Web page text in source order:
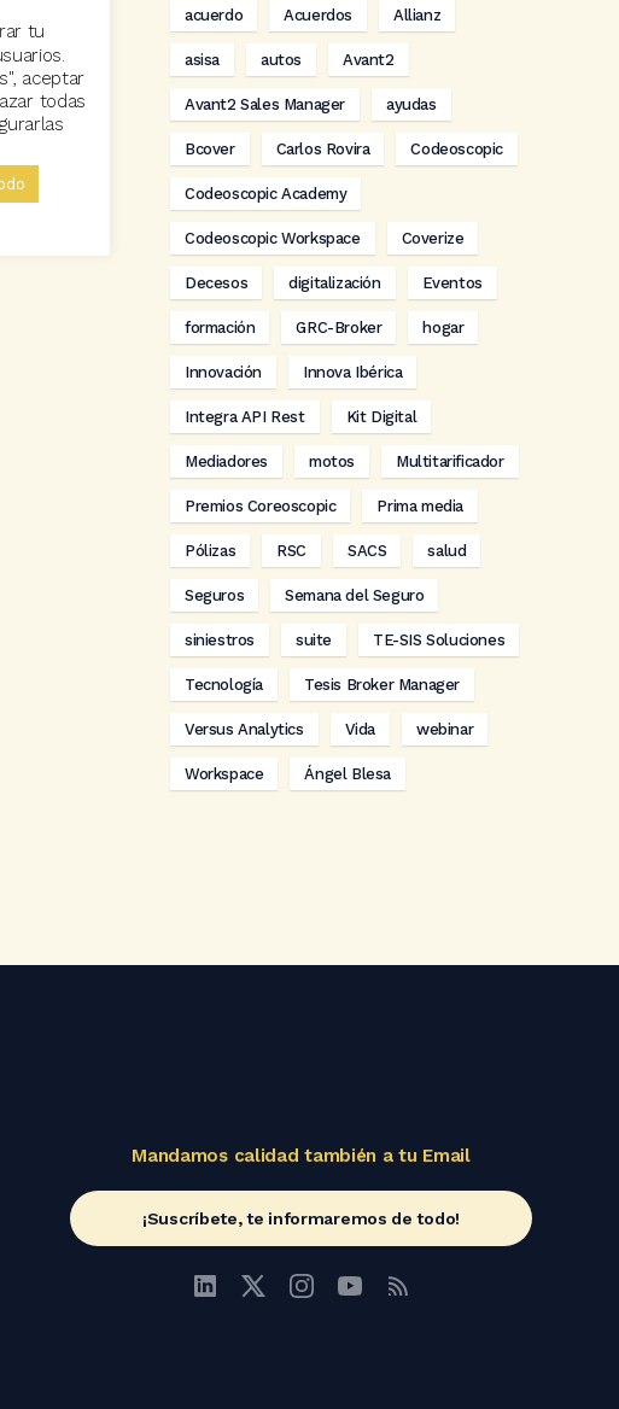
acuerdo Acuerdos Allianz
asisa autos Avant2
Avant2 Sales Manager ayudas
Bcover Carlos Rovira Codeoscopic
Codeoscopic Academy
Codeoscopic Workspace Coverize
Decesos digitalización Eventos
formación GRC-Broker hogar
Innovación Innova Ibérica
Integra API Rest Kit Digital
Mediadores motos Multitarificador
Premios Coreoscopic Prima media
Pólizas RSC SACS salud
Seguros Semana del Seguro
siniestros suite TE-SIS Soluciones
Tecnología Tesis Broker Manager
Versus Analytics Vida webinar
Workspace Ángel Blesa
Mandamos calidad también a tu Email
¡Suscríbete, te informaremos de todo!
tu
aceptar
todas